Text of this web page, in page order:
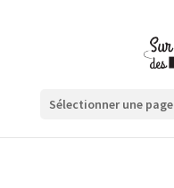
Sélectionner une page